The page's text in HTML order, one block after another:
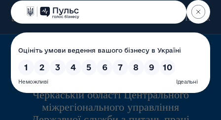
Пошук
Управління інспекційної діяльності у
Черкаській області Центрального
міжрегіонального управління